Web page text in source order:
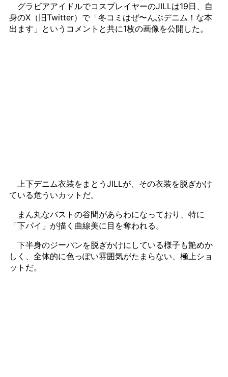
グラビアアイドルでコスプレイヤーのJILLは19日、自
身のX（旧Twitter）で「冬コミはぜ〜んぶデニム！な本
出ます」というコメントと共に1枚の画像を公開した。
上下デニム衣装をまとうJILLが、その衣装を脱ぎかけ
ている危ういカットだ。
まん丸なバストの谷間があらわになっており、特に
「下パイ」が描く曲線美に目を奪われる。
下半身のジーパンを脱ぎかけにしている様子も艶めか
しく、全体的に色っぽい雰囲気がたまらない、極上ショ
ットだ。